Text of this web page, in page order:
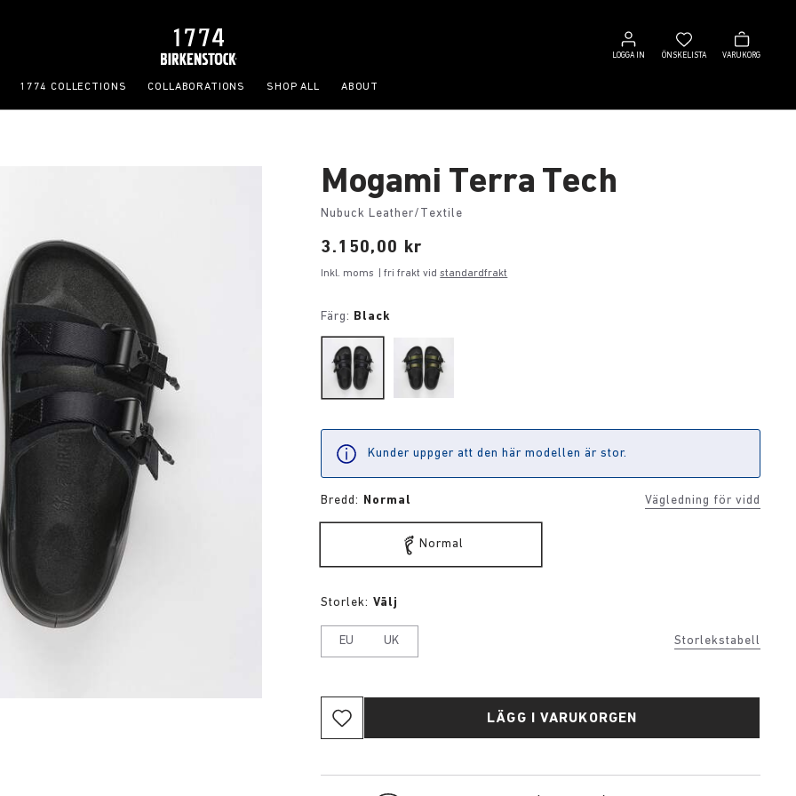
LOGGA IN
Logga
in
ÖNSKELISTA
Önskelista
VARUKORG
Varukorg
1774 COLLECTIONS COLLABORATIONS SHOP ALL ABOUT
Mogami Terra Tech
Nubuck Leather/Textile
Price:
3.150,00 kr
Inkl. moms | fri frakt vidstandardfrakt
Färg: Black
Kunder uppger att den här modellen är stor.
Bredd: Normal Vägledning för vidd
Normal
Storlekstabell
Storlek: Välj
EU UK
LÄGG I VARUKORGEN